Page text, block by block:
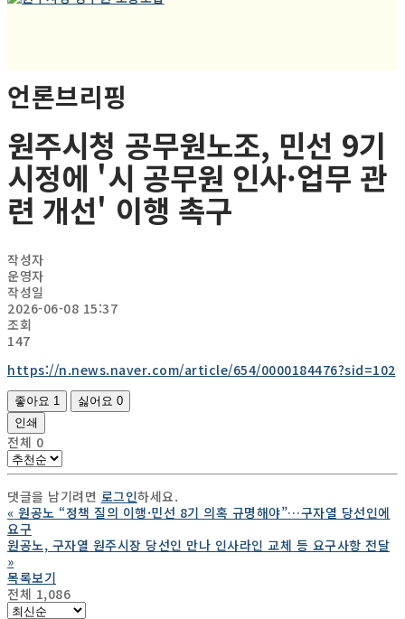
언론브리핑
원주시청 공무원노조, 민선 9기
시정에 '시 공무원 인사·업무 관
련 개선' 이행 촉구
작성자
운영자
작성일
2026-06-08 15:37
조회
147
https://n.news.naver.com/article/654/0000184476?sid=102
좋아요 1 싫어요 0
인쇄
전체 0
댓글을 남기려면 로그인하세요.
« 원공노 “정책 질의 이행·민선 8기 의혹 규명해야”…구자열 당선인에
요구
원공노, 구자열 원주시장 당선인 만나 인사라인 교체 등 요구사항 전달
»
목록보기
전체 1,086